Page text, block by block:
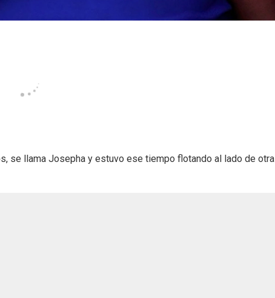
se llama Josepha y estuvo ese tiempo flotando al lado de otra